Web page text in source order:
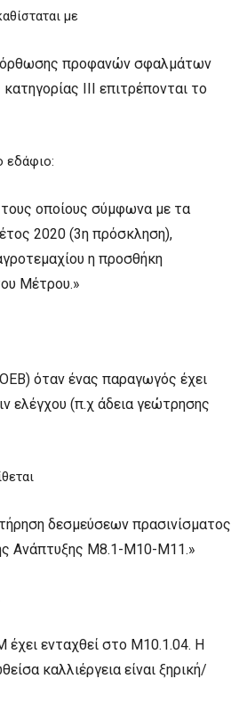
με
προφανών σφαλμάτων
ΙΙΙ επιτρέπονται το
εδάφιο:
οποίους σύμφωνα με τα
2020 (3η πρόσκληση),
η προσθήκη
Μέτρου.»
όταν ένας παραγωγός έχει
ελέγχου (π.χ άδεια γεώτρησης
δεσμεύσεων πρασινίσματος
Ανάπτυξης Μ8.1-Μ10-Μ11.»
έχει ενταχθεί στο Μ10.1.04. Η
καλλιέργεια είναι ξηρική/